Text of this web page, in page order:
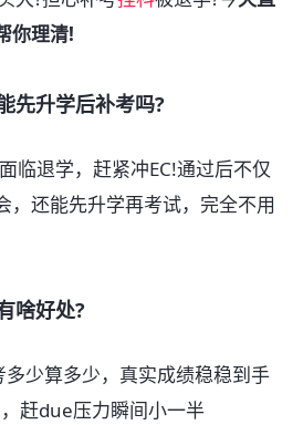
你理清!
先升学后补考吗?
临退学，赶紧冲EC!通过后不仅
，还能先升学再考试，完全不用
啥好处?
少算多少，真实成绩稳稳到手
赶due压力瞬间小一半